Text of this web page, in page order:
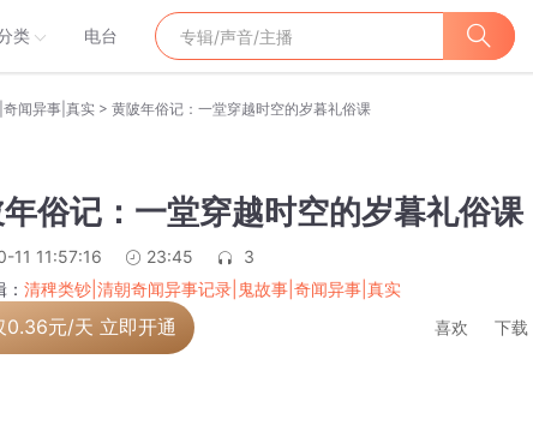
类 电台
闻异事|真实 > 黄陂年俗记：一堂穿越时空的岁暮礼俗课
俗记：一堂穿越时空的岁暮礼俗课
11 11:57:16 23:45
3
清稗类钞|清朝奇闻异事记录|鬼故事|奇闻异事|真实
0.36元/天 立即开通 喜欢 下载